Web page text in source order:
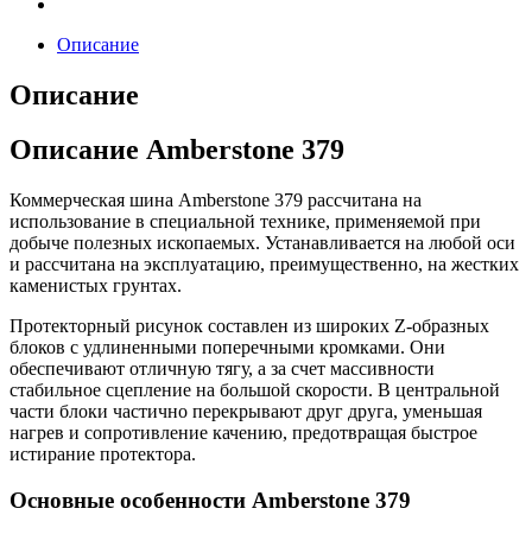
Описание
Описание
Описание Amberstone 379
Коммерческая шина Amberstone 379 рассчитана на
использование в специальной технике, применяемой при
добыче полезных ископаемых. Устанавливается на любой оси
и рассчитана на эксплуатацию, преимущественно, на жестких
каменистых грунтах.
Протекторный рисунок составлен из широких Z-образных
блоков с удлиненными поперечными кромками. Они
обеспечивают отличную тягу, а за счет массивности
стабильное сцепление на большой скорости. В центральной
части блоки частично перекрывают друг друга, уменьшая
нагрев и сопротивление качению, предотвращая быстрое
истирание протектора.
Основные особенности Amberstone 379